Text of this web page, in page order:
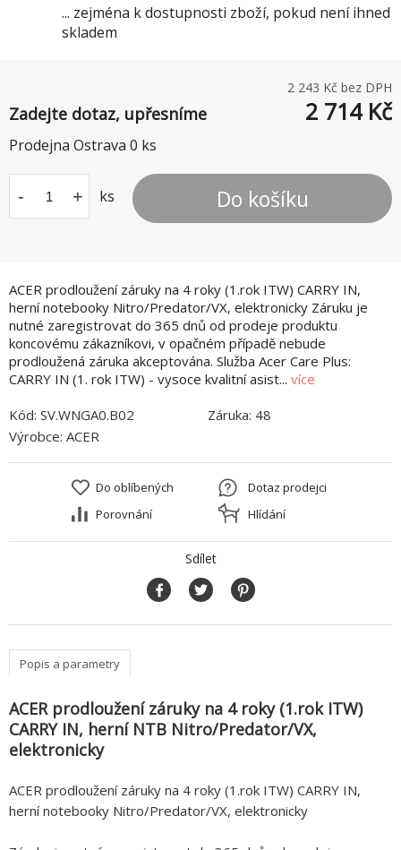
ACER prodloužení záruky na 4 roky (1.rok ITW) CARRY IN,
herní notebooky Nitro/Predator/VX, elektronicky Záruku je
nutné zaregistrovat do 365 dnů od prodeje produktu
koncovému zákazníkovi, v opačném případě nebude
prodloužená záruka akceptována. Služba Acer Care Plus:
CARRY IN (1. rok ITW) - vysoce kvalitní asist... více
2 243 Kč bez DPH
Zadejte dotaz, upřesníme 2 714Kč
Prodejna Ostrava 0 ks
- + ks Do košíku
... zejména k dostupnosti zboží, pokud není ihned
skladem
Kód: SV.WNGA0.B02 Záruka: 48
Výrobce: ACER
Do oblíbených
Porovnání
Dotaz prodejci
Hlídání
Sdílet
Popis a parametry
ACER prodloužení záruky na 4 roky (1.rok ITW)
CARRY IN, herní NTB Nitro/Predator/VX,
elektronicky
ACER prodloužení záruky na 4 roky (1.rok ITW) CARRY IN,
herní notebooky Nitro/Predator/VX, elektronicky